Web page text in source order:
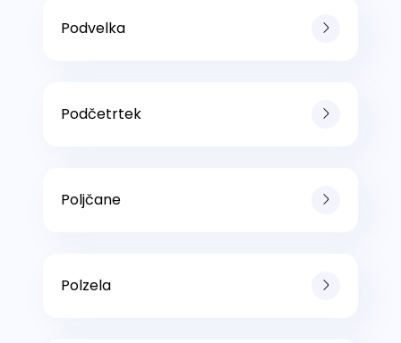
Podvelka
Podčetrtek
Poljčane
Polzela